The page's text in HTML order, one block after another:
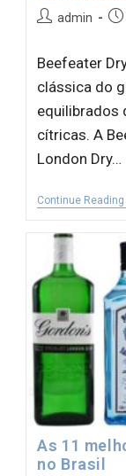
admin
Beefeater
clássica do
equilibrados
cítricas. A
London Dry…
Continue Reading
As 11
no Brasil